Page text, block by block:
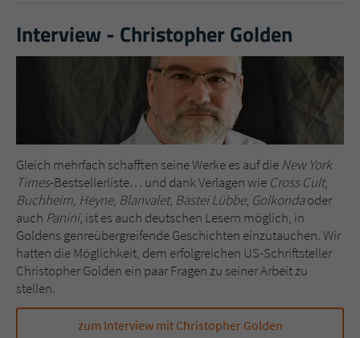
Interview - Christopher Golden
Gleich mehrfach schafften seine Werke es auf die New York
Times-Bestsellerliste… und dank Verlagen wie Cross Cult,
Buchheim, Heyne, Blanvalet, Bastei Lübbe, Golkondaoder
auch Panini, ist es auch deutschen Lesern möglich, in
Goldens genreübergreifende Geschichten einzutauchen. Wir
hatten die Möglichkeit, dem erfolgreichen US-Schriftsteller
Christopher Golden ein paar Fragen zu seiner Arbeit zu
stellen.
zum Interview mit Christopher Golden